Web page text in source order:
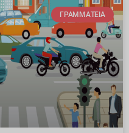
ΓΡΑΜΜΑΤΕΊΑ